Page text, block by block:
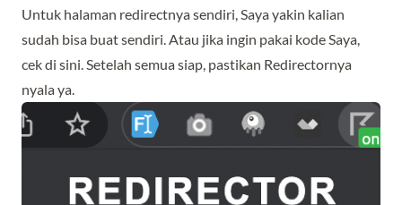
Untuk halaman redirectnya sendiri, Saya yakin kalian
sudah bisa buat sendiri. Atau jika ingin pakai kode Saya,
cekdi sini. Setelah semua siap, pastikan Redirectornya
nyala ya.